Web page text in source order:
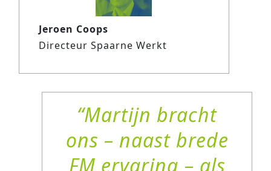
Jeroen Coops
Directeur Spaarne Werkt
Martijn bracht
ons – naast brede
FM ervaring – als